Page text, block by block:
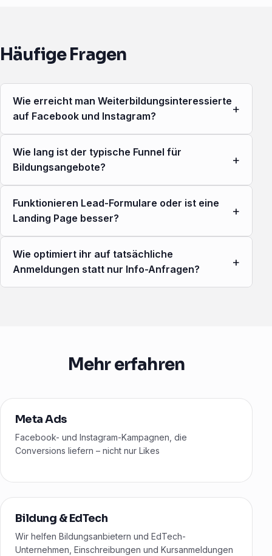
Häufige Fragen
Wie erreicht man Weiterbildungsinteressierte
auf Facebook und Instagram?
+
Wie lang ist der typische Funnel für
Bildungsangebote?
+
Funktionieren Lead-Formulare oder ist eine
Landing Page besser?
+
Wie optimiert ihr auf tatsächliche
Anmeldungen statt nur Info-Anfragen?
+
Mehr erfahren
Meta Ads
Facebook- und Instagram-Kampagnen, die
Conversions liefern – nicht nur Likes
Bildung & EdTech
Wir helfen Bildungsanbietern und EdTech-
Unternehmen, Einschreibungen und Kursanmeldungen